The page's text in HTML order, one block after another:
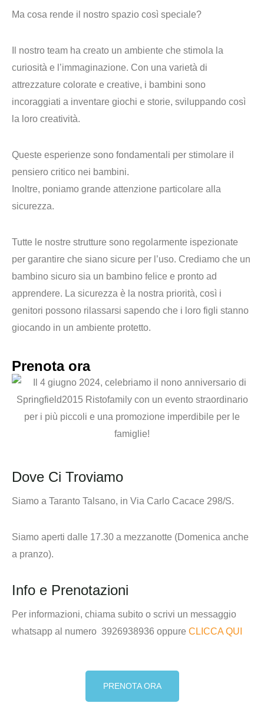
Ma cosa rende il nostro spazio così speciale?
Il nostro team ha creato un ambiente che stimola la
curiosità e l’immaginazione. Con una varietà di
attrezzature colorate e creative, i bambini sono
incoraggiati a inventare giochi e storie, sviluppando così
la loro creatività.
Queste esperienze sono fondamentali per stimolare il
pensiero critico nei bambini.
Inoltre, poniamo grande attenzione particolare alla
sicurezza.
Tutte le nostre strutture sono regolarmente ispezionate
per garantire che siano sicure per l’uso. Crediamo che un
bambino sicuro sia un bambino felice e pronto ad
apprendere. La sicurezza è la nostra priorità, così i
genitori possono rilassarsi sapendo che i loro figli stanno
giocando in un ambiente protetto.
Prenota ora
Dove Ci Troviamo
Siamo a Taranto Talsano, in Via Carlo Cacace 298/S.
Siamo aperti dalle 17.30 a mezzanotte (Domenica anche
a pranzo).
Info e Prenotazioni
Per informazioni, chiama subito o scrivi un messaggio
whatsapp al numero 3926938936 oppure CLICCA QUI
PRENOTA ORA